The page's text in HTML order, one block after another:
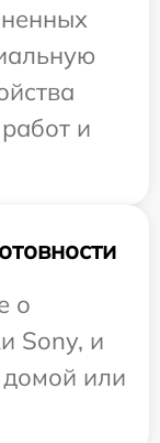
и
о
Sony, и
домой или